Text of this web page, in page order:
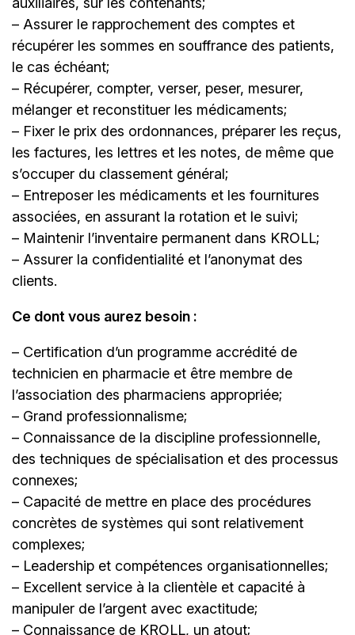
– Assurer le rapprochement des comptes et
récupérer les sommes en souffrance des patients,
le cas échéant;
– Récupérer, compter, verser, peser, mesurer,
mélanger et reconstituer les médicaments;
– Fixer le prix des ordonnances, préparer les reçus,
les factures, les lettres et les notes, de même que
s’occuper du classement général;
– Entreposer les médicaments et les fournitures
associées, en assurant la rotation et le suivi;
– Maintenir l’inventaire permanent dans KROLL;
– Assurer la confidentialité et l’anonymat des
clients.
Ce dont vous aurez besoin :
– Certification d’un programme accrédité de
technicien en pharmacie et être membre de
l’association des pharmaciens appropriée;
– Grand professionnalisme;
– Connaissance de la discipline professionnelle,
des techniques de spécialisation et des processus
connexes;
– Capacité de mettre en place des procédures
concrètes de systèmes qui sont relativement
complexes;
– Leadership et compétences organisationnelles;
– Excellent service à la clientèle et capacité à
manipuler de l’argent avec exactitude;
– Connaissance de KROLL, un atout;